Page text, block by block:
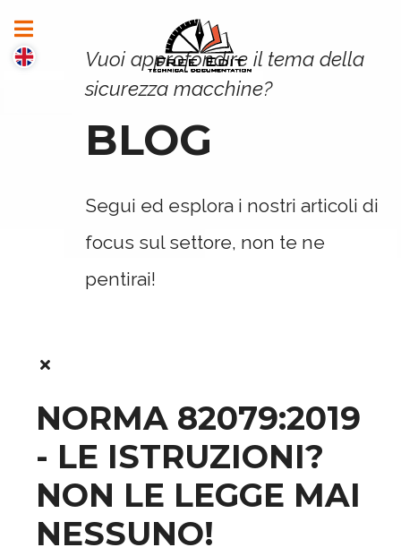
Vuoi approfondire il tema della
sicurezza macchine?
BLOG
Segui ed esplora i nostri articoli di
focus sul settore, non te ne
pentirai!
NORMA 82079:2019
- LE ISTRUZIONI?
NON LE LEGGE MAI
NESSUNO!